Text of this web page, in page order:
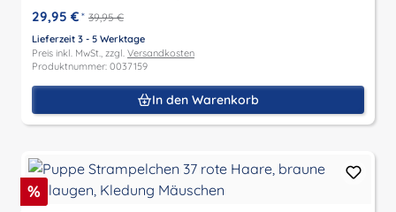
29,95 € * 39,95 €
Lieferzeit 3 - 5 Werktage
Preis inkl. MwSt., zzgl. Versandkosten
Produktnummer: 0037159
In den Warenkorb
Rabatt
%